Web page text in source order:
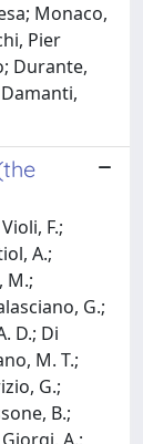
Monaco,
Pier
Durante,
F.;
A.;
M.;
G.;
D.; Di
M. T.;
G.;
B.;